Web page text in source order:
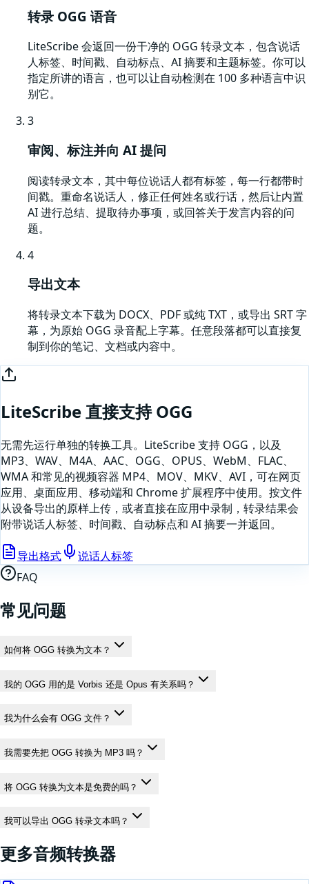
转录 OGG 语音
LiteScribe 会返回一份干净的 OGG 转录文本，包含说话
人标签、时间戳、自动标点、AI 摘要和主题标签。你可以
指定所讲的语言，也可以让自动检测在 100 多种语言中识
别它。
3
审阅、标注并向 AI 提问
阅读转录文本，其中每位说话人都有标签，每一行都带时
间戳。重命名说话人，修正任何姓名或行话，然后让内置
AI 进行总结、提取待办事项，或回答关于发言内容的问
题。
4
导出文本
将转录文本下载为 DOCX、PDF 或纯 TXT，或导出 SRT 字
幕，为原始 OGG 录音配上字幕。任意段落都可以直接复
制到你的笔记、文档或内容中。
LiteScribe 直接支持OGG
无需先运行单独的转换工具。LiteScribe 支持 OGG ，以及
MP3、WAV、M4A、AAC、OGG、OPUS、WebM、FLAC、
WMA 和常见的视频容器 MP4、MOV、MKV、AVI，可在网页
应用、桌面应用、移动端和 Chrome 扩展程序中使用。按文件
从设备导出的原样上传，或者直接在应用中录制 ，转录结果会
附带说话人标签、时间戳、自动标点和 AI 摘要一并返回。
导出格式
说话人标签
FAQ
常见问题
如何将 OGG 转换为文本？
我的 OGG 用的是 Vorbis 还是 Opus 有关系吗？
我为什么会有 OGG 文件？
我需要先把 OGG 转换为 MP3 吗？
将 OGG 转换为文本是免费的吗？
我可以导出 OGG 转录文本吗？
更多音频转换器